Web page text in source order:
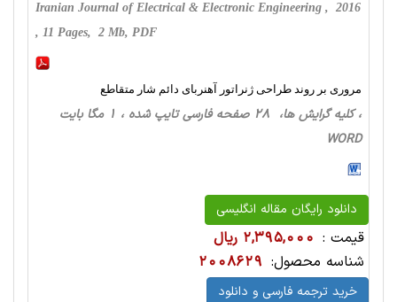
Iranian Journal of Electrical & Electronic Engineering , 2016
, 11 Pages, 2 Mb, PDF
مروری بر روند طراحی ژنراتور آهنربای دائم شار متقاطع
، کلیه گرایش ها، 28 صفحه فارسی تایپ شده ، 1 مگا بایت
WORD
دانلود رایگان مقاله انگلیسی
قیمت : 2,395,000 ریال
شناسه محصول: 2008629
خرید ترجمه فارسی و دانلود